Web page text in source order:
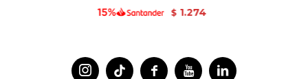
$ 1.274
 
 